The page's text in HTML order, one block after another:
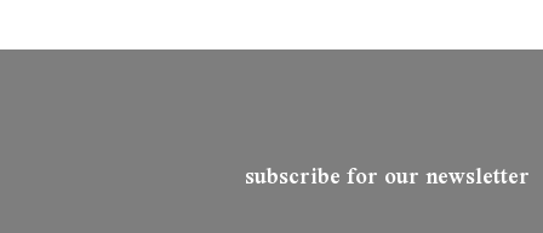
subscribe for our newsletter